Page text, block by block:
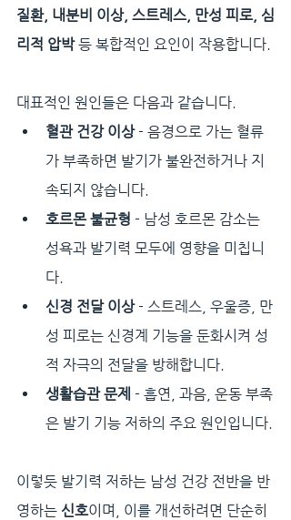
질환, 내분비 이상, 스트레스, 만성 피로, 심
리적 압박 등 복합적인 요인이 작용합니다.
대표적인 원인들은 다음과 같습니다.
혈관 건강 이상 - 음경으로 가는 혈류
가 부족하면 발기가 불완전하거나 지
속되지 않습니다.
호르몬 불균형 - 남성 호르몬 감소는
성욕과 발기력 모두에 영향을 미칩니
다.
신경 전달 이상 - 스트레스, 우울증, 만
성 피로는 신경계 기능을 둔화시켜 성
적 자극의 전달을 방해합니다.
생활습관 문제 - 흡연, 과음, 운동 부족
은 발기 기능 저하의 주요 원인입니다.
이렇듯 발기력 저하는 남성 건강 전반을 반
영하는 신호이며, 이를 개선하려면 단순히